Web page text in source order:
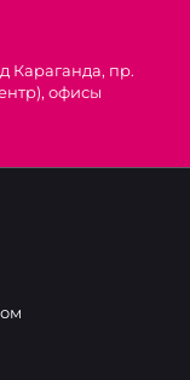
Караганда, пр.
офисы